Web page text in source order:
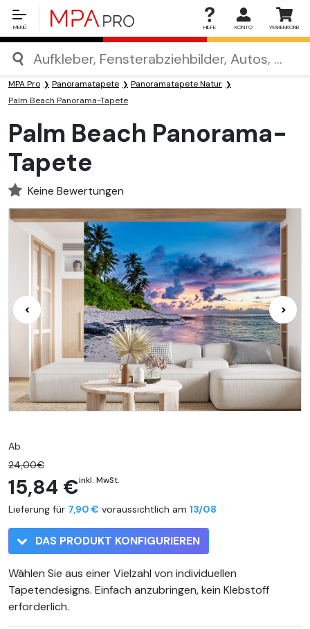
MENÜ HILFE KONTO WARENKORB
MPA Pro Panoramatapete
Panoramatapete Natur
Palm Beach Panorama-Tapete
Palm Beach Panorama-
Tapete
Keine Bewertungen
< >
Ab
24,00€
15,84 €inkl. MwSt.
Lieferung für 7,90 € voraussichtlich am 13/08
DAS PRODUKT KONFIGURIEREN
Wählen Sie aus einer Vielzahl von individuellen
Tapetendesigns. Einfach anzubringen, kein Klebstoff
erforderlich.